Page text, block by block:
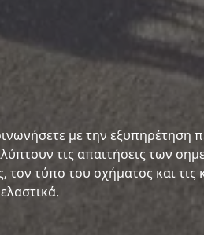
με την εξυπηρέτηση
τις απαιτήσεις των
τύπο του οχήματος και τις